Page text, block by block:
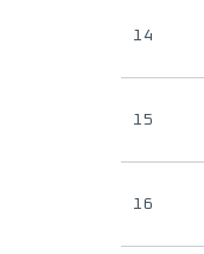
14
15
16